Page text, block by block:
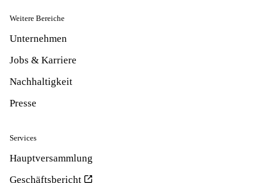
Weitere Bereiche
Unternehmen
Jobs & Karriere
Nachhaltigkeit
Presse
Services
Hauptversammlung
Geschäftsbericht